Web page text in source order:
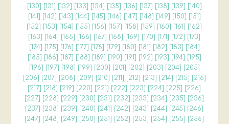
[130] [131] [132] [133] [134] [135] [136] [137] [138] [139] [140]
[141] [142] [143] [144] [145] [146] [147] [148] [149] [150] [151]
[152] [153] [154] [155] [156] [157] [158] [159] [160] [161] [162]
[163] [164] [165] [166] [167] [168] [169] [170] [171] [172] [173]
[174] [175] [176] [177] [178] [179] [180] [181] [182] [183] [184]
[185] [186] [187] [188] [189] [190] [191] [192] [193] [194] [195]
[196] [197] [198] [199] [200] [201] [202] [203] [204] [205]
[206] [207] [208] [209] [210] [211] [212] [213] [214] [215] [216]
[217] [218] [219] [220] [221] [222] [223] [224] [225] [226]
[227] [228] [229] [230] [231] [232] [233] [234] [235] [236]
[237] [238] [239] [240] [241] [242] [243] [244] [245] [246]
[247] [248] [249] [250] [251] [252] [253] [254] [255] [256]